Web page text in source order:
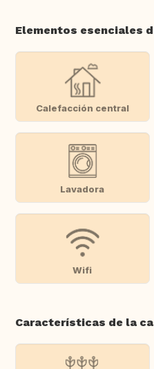
Elementos esenciales
Calefacción central
Lavadora
Wifi
Características de la